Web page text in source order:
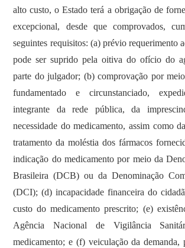
alto custo, o Estado terá a obrigação de
excepcional, desde que comprovados,
seguintes requisitos: (a) prévio requerimento
pode ser suprido pela oitiva do ofício do
parte do julgador; (b) comprovação por
fundamentado e circunstanciado,
integrante da rede pública, da
necessidade do medicamento, assim como
tratamento da moléstia dos fármacos
indicação do medicamento por meio da
Brasileira (DCB) ou da Denominação
(DCI); (d) incapacidade financeira do
custo do medicamento prescrito; (e)
Agência Nacional de Vigilância
medicamento; e (f) veiculação da demanda,